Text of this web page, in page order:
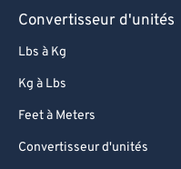
Convertisseur d'unités
Lbs à Kg
Kg à Lbs
Feet à Meters
Convertisseur d'unités